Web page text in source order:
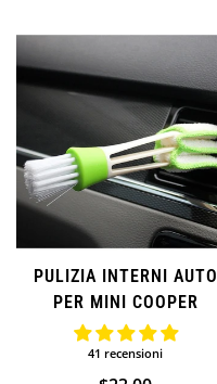
PULIZIA INTERNI AUTO
PER MINI COOPER
41 recensioni